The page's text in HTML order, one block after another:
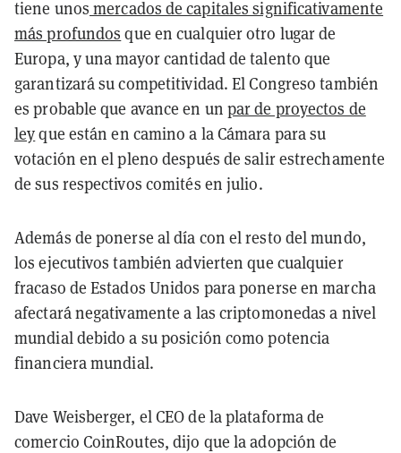
tiene unos mercados de capitales significativamente
más profundos que en cualquier otro lugar de
Europa, y una mayor cantidad de talento que
garantizará su competitividad. El Congreso también
es probable que avance en un par de proyectos de
leyque están en camino a la Cámara para su
votación en el pleno después de salir estrechamente
de sus respectivos comités en julio.
Además de ponerse al día con el resto del mundo,
los ejecutivos también advierten que cualquier
fracaso de Estados Unidos para ponerse en marcha
afectará negativamente a las criptomonedas a nivel
mundial debido a su posición como potencia
financiera mundial.
Dave Weisberger, el CEO de la plataforma de
comercio CoinRoutes, dijo que la adopción de